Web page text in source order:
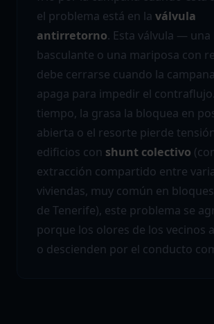
el problema está en la válvula
antirretorno. Esta válvula — una
basculante o una mariposa con
debe cerrarse cuando la
apaga para impedir el
tiempo, la grasa la bloquea en
abierta o el resorte pierde
edificios con shunt colectivo
extracción compartido entre
viviendas, muy común en
de Tenerife), este problema se
porque los olores de los vecinos
o descienden por el conducto